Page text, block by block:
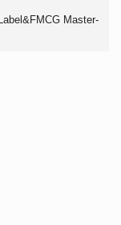
Master-